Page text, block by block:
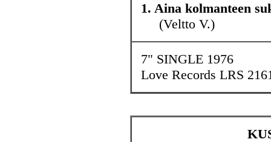
1. Aina kolmanteen
(Veltto V.)
7" SINGLE 1976
Love Records LRS